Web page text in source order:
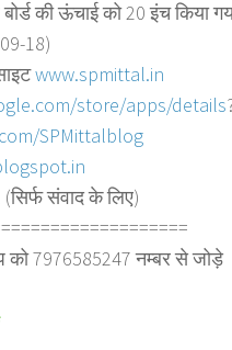
की ऊंचाई को 20 इंच किया
18)
www.spmittal.in
store/apps/details
SPMittalblog
संवाद के लिए)
==
7976585247 नम्बर से जोड़े